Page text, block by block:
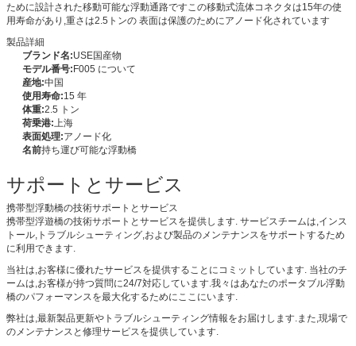
ために設計された移動可能な浮動通路ですこの移動式流体コネクタは15年の使
用寿命があり,重さは2.5トンの 表面は保護のためにアノード化されています
製品詳細
ブランド名:USE国産物
モデル番号:F005 について
産地:中国
使用寿命:15 年
体重:2.5 トン
荷乗港:上海
表面処理:アノード化
名前持ち運び可能な浮動橋
サポートとサービス
携帯型浮動橋の技術サポートとサービス
携帯型浮遊橋の技術サポートとサービスを提供します. サービスチームは,インス
トール,トラブルシューティング,および製品のメンテナンスをサポートするため
に利用できます.
当社は,お客様に優れたサービスを提供することにコミットしています. 当社のチ
ームは,お客様が持つ質問に24/7対応しています.我々はあなたのポータブル浮動
橋のパフォーマンスを最大化するためにここにいます.
弊社は,最新製品更新やトラブルシューティング情報をお届けします.また,現場で
のメンテナンスと修理サービスを提供しています.